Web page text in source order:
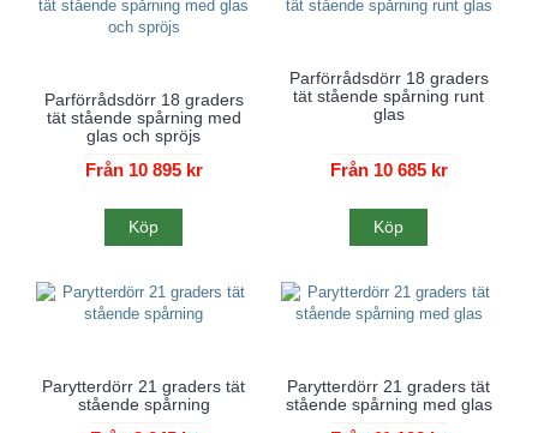
Parförrådsdörr 18 graders
tät stående spårning med
glas och spröjs
Från 10 895 kr
Köp
Parförrådsdörr 18 graders
tät stående spårning runt
glas
Från 10 685 kr
Köp
Parytterdörr 21 graders tät
stående spårning
Parytterdörr 21 graders tät
stående spårning med glas